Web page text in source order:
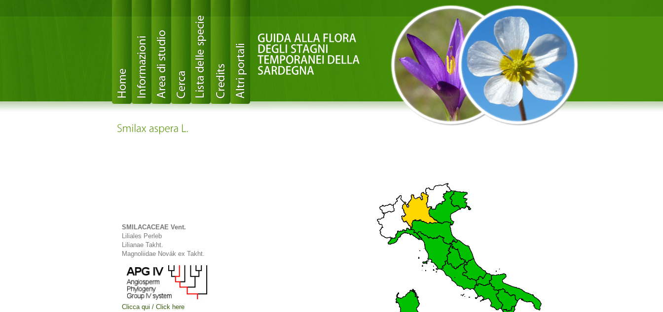
SMILACACEAE Vent.
Liliales Perleb
Lilianae Takht.
Magnoliidae Novák ex Takht.
Clicca qui / Click here